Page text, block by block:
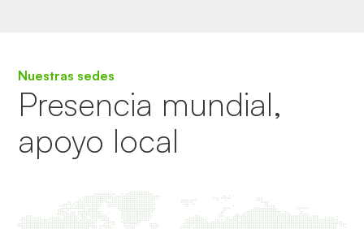
Nuestras sedes
Presencia mundial,
apoyo local